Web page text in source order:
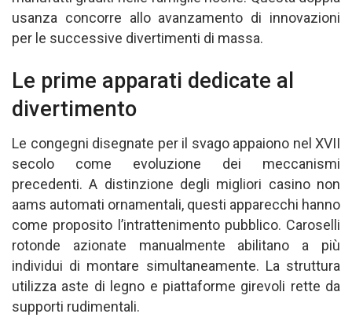
usanza concorre allo avanzamento di innovazioni
per le successive divertimenti di massa.
Le prime apparati dedicate al
divertimento
Le congegni disegnate per il svago appaiono nel XVII
secolo come evoluzione dei meccanismi
precedenti. A distinzione degli migliori casino non
aams automati ornamentali, questi apparecchi hanno
come proposito l’intrattenimento pubblico. Caroselli
rotonde azionate manualmente abilitano a più
individui di montare simultaneamente. La struttura
utilizza aste di legno e piattaforme girevoli rette da
supporti rudimentali.